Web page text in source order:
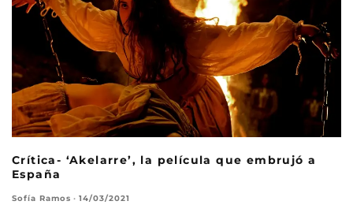
Crítica- ‘Akelarre’, la película que embrujó a
España
Sofía Ramos · 14/03/2021